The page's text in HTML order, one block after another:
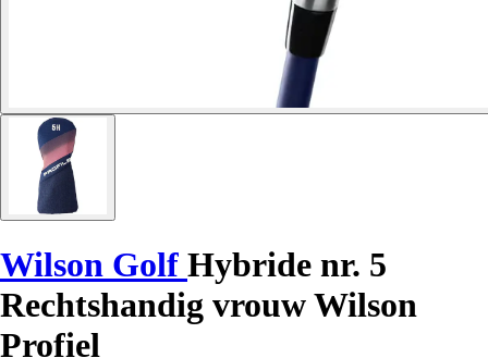
Wilson Golf Hybride nr. 5
Rechtshandig vrouw Wilson
Profiel